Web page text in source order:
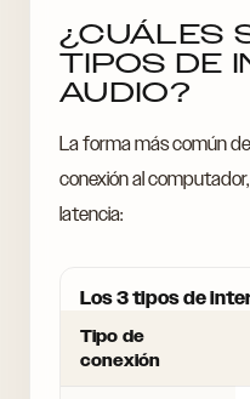
¿CUÁLES
TIPOS DE
AUDIO?
La forma más común
conexión al
latencia:
Los 3 tipos de
Tipo de
conexión